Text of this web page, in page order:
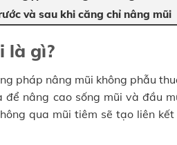
và sau khi căng chỉ nâng mũi
là gì?
pháp nâng mũi không phẫu
để nâng cao sống mũi và đầu
qua mũi tiêm sẽ tạo liên